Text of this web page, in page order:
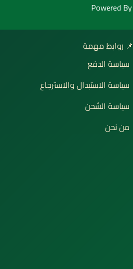
Powered By
📌 روابط مهمة
سياسة الدفع
سياسة الاستبدال والاسترجاع
سياسة الشحن
من نحن